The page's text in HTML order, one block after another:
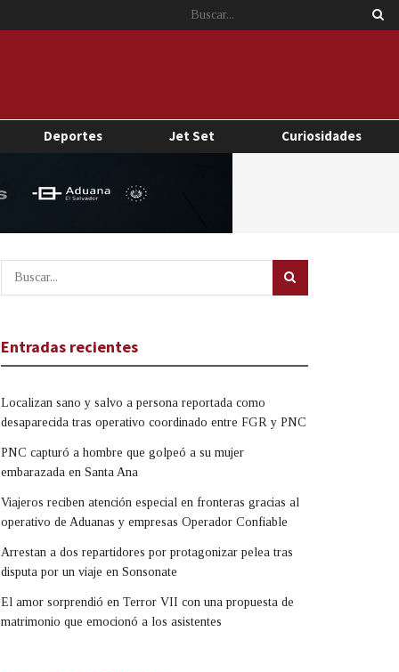
Deportes Jet Set Curiosidades
Entradas recientes
Localizan sano y salvo a persona reportada como
desaparecida tras operativo coordinado entre FGR y PNC
PNC capturó a hombre que golpeó a su mujer
embarazada en Santa Ana
Viajeros reciben atención especial en fronteras gracias al
operativo de Aduanas y empresas Operador Confiable
Arrestan a dos repartidores por protagonizar pelea tras
disputa por un viaje en Sonsonate
El amor sorprendió en Terror VII con una propuesta de
matrimonio que emocionó a los asistentes